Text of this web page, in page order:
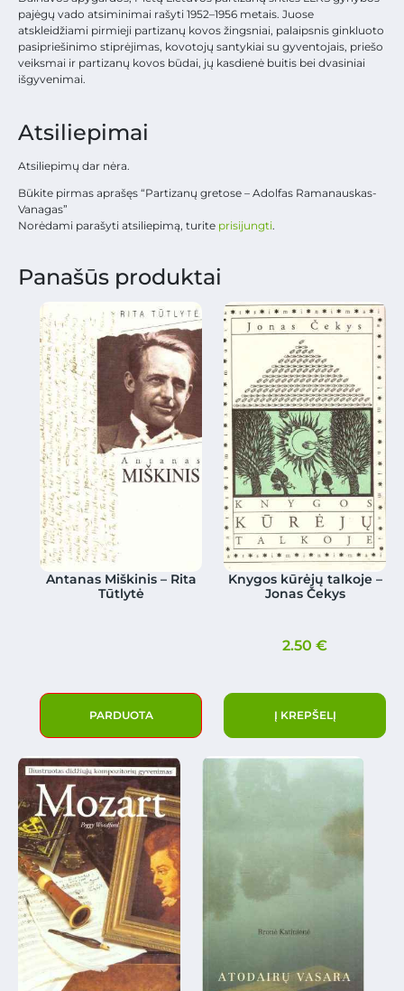
pajėgų vado atsiminimai rašyti 1952–1956 metais. Juose
atskleidžiami pirmieji partizanų kovos žingsniai, palaipsnis ginkluoto
pasipriešinimo stiprėjimas, kovotojų santykiai su gyventojais, priešo
veiksmai ir partizanų kovos būdai, jų kasdienė buitis bei dvasiniai
išgyvenimai.
Atsiliepimai
Atsiliepimų dar nėra.
Būkite pirmas aprašęs “Partizanų gretose – Adolfas Ramanauskas-
Vanagas”
Norėdami parašyti atsiliepimą, turite prisijungti.
Panašūs produktai
Antanas Miškinis – Rita
Tūtlytė
PARDUOTA
Knygos kūrėjų talkoje –
Jonas Čekys
2.50€
Į KREPŠELĮ